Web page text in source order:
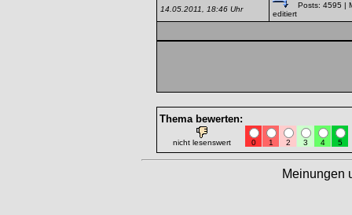
14.05.2011, 18:46 Uhr Posts: 4595 |
editiert
Thema bewerten:
nicht lesenswert 0 1 2 3 4 5
Meinungen